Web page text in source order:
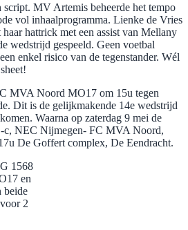
MV Artemis beheerde het tempo
vol inhaalprogramma. Lienke de Vries
hattrick met een assist van Mellany
wedstrijd gespeeld. Geen voetbal
enkel risico van de tegenstander. Wél
MVA Noord MO17 om 15u tegen
Dit is de gelijkmakende 14e wedstrijd
Waarna op zaterdag 9 mei de
c, NEC Nijmegen- FC MVA Noord,
De Goffert complex, De Eendracht.
en
beide
2